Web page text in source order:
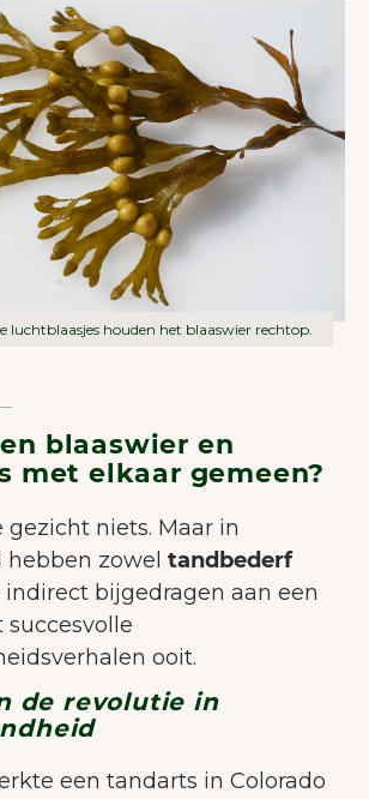
luchtblaasjes houden het blaaswier rechtop.
blaaswier en
met elkaar gemeen?
gezicht niets. Maar in
zowel tandbederf
indirect bijgedragen aan een
succesvolle
ooit.
de revolutie in
een tandarts in Colorado